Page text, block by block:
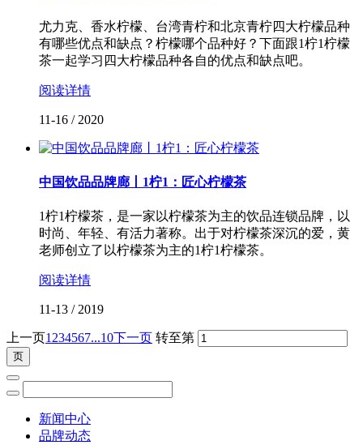
尤力克、香水柠檬、台湾青柠和北京青柠四大柠檬品种
有哪些优点和缺点？柠檬哪个品种好？下面跟1柠1柠檬
茶一起学习四大柠檬品种各自的优点和缺点吧。
阅读详情
11-16 / 2020
中国饮品品牌廊丨1柠1：匠心柠檬茶
1柠1柠檬茶，是一家以柠檬茶为主的饮品连锁品牌，以
时尚、年轻、有活力著称。出于对柠檬茶深沉的爱，黄
老师创立了以柠檬茶为主的1柠1柠檬茶。
阅读详情
11-13 / 2019
上一页1 234567...10下一页 转至第
新闻中心
品牌动态